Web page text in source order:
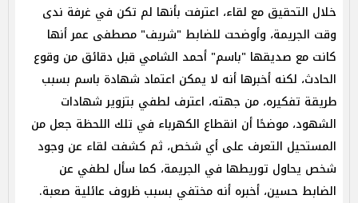
خلال التحقيق مع لقاء، اعترفت بأنها لم تكن في غرفة ندى
وقت الجريمة، وأوضحت للضابط "شريف" مصطفى عمر أنها
كانت مع صديقها "باسم" أحمد الشامي قبل دقائق من وقوع
الحادث، لكنه أخبرها أنه لا يمكن اعتماد شهادة باسم بسبب
طريقة تفكيره، من جهته، اعترف لطفي بتزوير شهادات
الشهود، موضحًا أن انقطاع الكهرباء في تلك اللحظة جعل من
المستحيل التعرف على أي شخص، ثم كشفت لقاء عن وجود
شخص يحاول توريطها في الجريمة، كما سأل لطفي عن
الضابط حسين، أخبره أنه مختفي بسبب ظروف عائلية صعبة.